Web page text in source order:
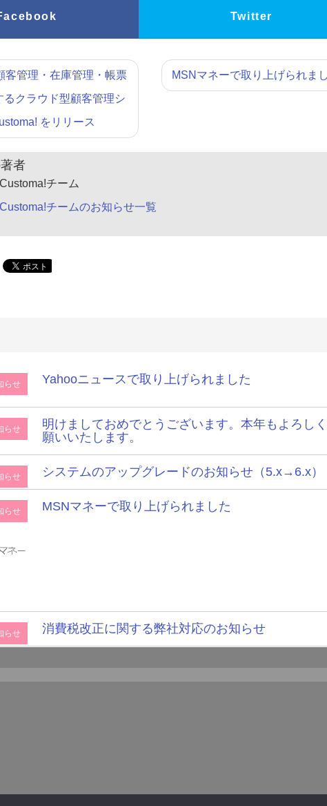
Twitter
客管理・在庫管理・帳票
るクラウド型顧客管理シ
をリリース
MSNマネーで取り上げられま
者
Customa!チーム
Customa!チームのお知らせ一覧
らせ Yahooニュースで取り上げられました
らせ
明けましておめでとうございます。本年もよろし
願いいたします。
らせ システムのアップグレードのお知らせ（5.x→6.x）
らせ MSNマネーで取り上げられました
らせ 消費税改正に関する弊社対応のお知らせ